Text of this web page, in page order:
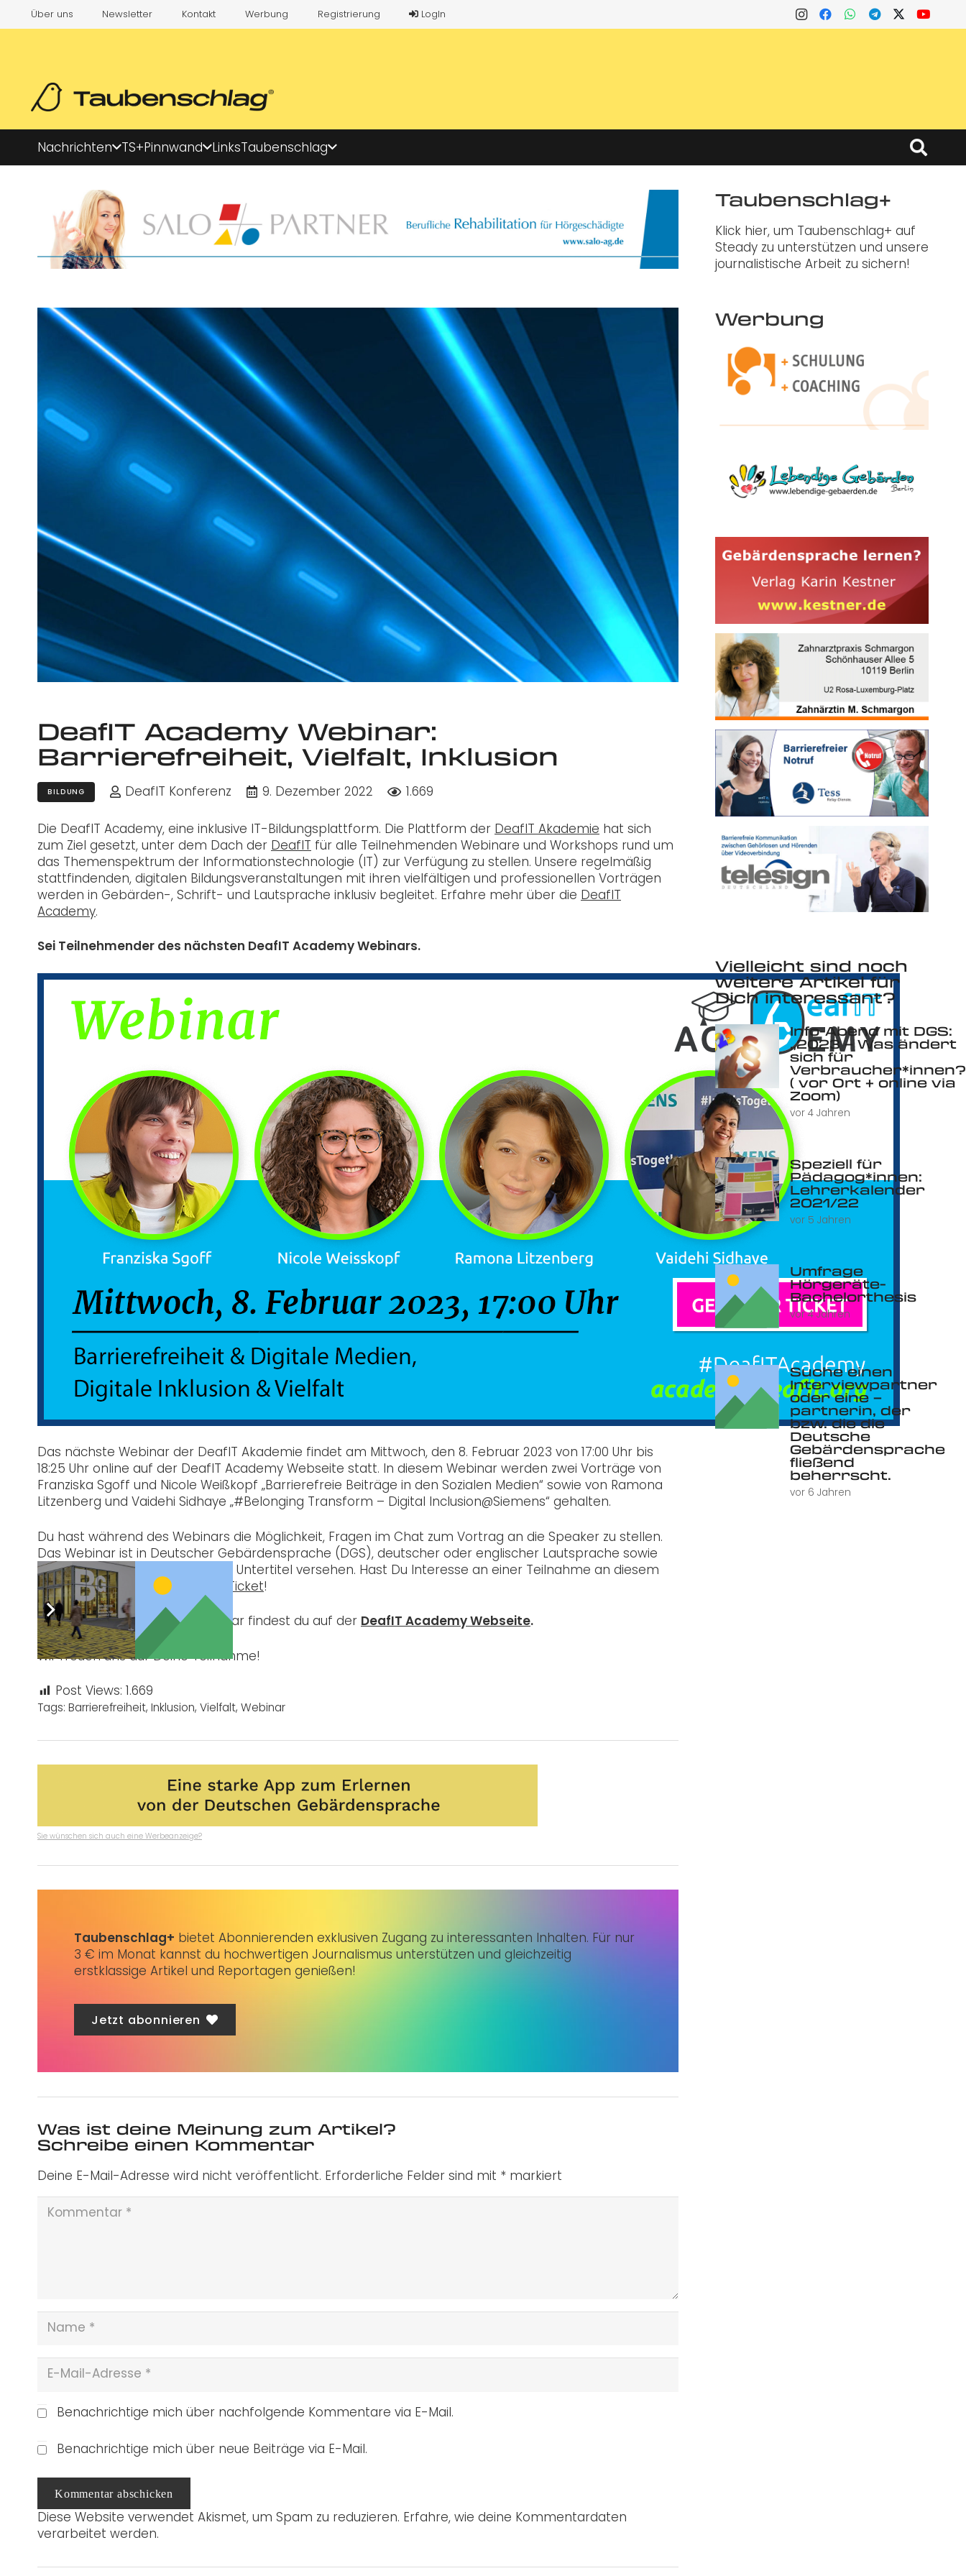
Über uns Newsletter Kontakt Werbung Registrierung LogIn
Nachrichten TS+Pinnwand LinksTaubenschlag
DeafIT Academy Webinar:
Barrierefreiheit, Vielfalt, Inklusion
BILDUNG DeafIT Konferenz 9. Dezember 2022 1.669
Die DeafIT Academy, eine inklusive IT-Bildungsplattform. Die Plattform der DeafIT Akademie hat sich
zum Ziel gesetzt, unter dem Dach der DeafIT für alle Teilnehmenden Webinare und Workshops rund um
das Themenspektrum der Informationstechnologie (IT) zur Verfügung zu stellen. Unsere regelmäßig
stattfindenden, digitalen Bildungsveranstaltungen mit ihren vielfältigen und professionellen Vorträgen
werden in Gebärden-, Schrift- und Lautsprache inklusiv begleitet. Erfahre mehr über die DeafIT
Academy.
Sei Teilnehmender des nächsten DeafIT Academy Webinars.
Das nächste Webinar der DeafIT Akademie findet am Mittwoch, den 8. Februar 2023 von 17:00 Uhr bis
18:25 Uhr online auf der DeafIT Academy Webseite statt. In diesem Webinar werden zwei Vorträge von
Franziska Sgoff und Nicole Weißkopf „Barrierefreie Beiträge in den Sozialen Medien“ sowie von Ramona
Litzenberg und Vaidehi Sidhaye „#Belonging Transform – Digital Inclusion@Siemens“ gehalten.
Du hast während des Webinars die Möglichkeit, Fragen im Chat zum Vortrag an die Speaker zu stellen.
Das Webinar ist in Deutscher Gebärdensprache (DGS), deutscher oder englischer Lautsprache sowie
mit deutschem und englischem Untertitel versehen. Hast Du Interesse an einer Teilnahme an diesem
Webinar, dann hole Dir hier ein
Ticket!
Mehr Informationen zum Webinar findest du auf der DeafIT Academy Webseite.
Wir freuen uns auf Deine Teilnahme!
Post Views: 1.669
Tags: Barrierefreiheit, Inklusion, Vielfalt, Webinar
Sie wünschen sich auch eine Werbeanzeige?
Taubenschlag+ bietet Abonnierenden exklusiven Zugang zu interessanten Inhalten. Für nur
3 € im Monat kannst du hochwertigen Journalismus unterstützen und gleichzeitig
erstklassige Artikel und Reportagen genießen!
Jetzt abonnieren
Was ist deine Meinung zum Artikel?
Schreibe einen Kommentar
Deine E-Mail-Adresse wird nicht veröffentlicht. Erforderliche Felder sind mit * markiert
Benachrichtige mich über nachfolgende Kommentare via E-Mail.
Benachrichtige mich über neue Beiträge via E-Mail.
Kommentar abschicken
Diese Website verwendet Akismet, um Spam zu reduzieren. Erfahre, wie deine Kommentardaten
verarbeitet werden.
Taubenschlag+
Klick hier, um Taubenschlag+ auf
Steady zu unterstützen und unsere
journalistische Arbeit zu sichern!
Werbung
Vielleicht sind noch
weitere Artikel für
Dich interessant?
Info-Abend mit DGS:
„2023 – Was ändert
sich für
( vor Ort + online via
Zoom)
vor 4 Jahren
Speziell für
Pädagog*innen:
Lehrerkalender
2021/22
vor 5 Jahren
Umfrage
Hörgeräte-
Bachelorthesis
vor 4 Jahren
Suche einen
Interviewpartner
oder eine –
partnerin, der
bzw. die die
Deutsche
Gebärdensprache
fließend
beherrscht.
vor 6 Jahren